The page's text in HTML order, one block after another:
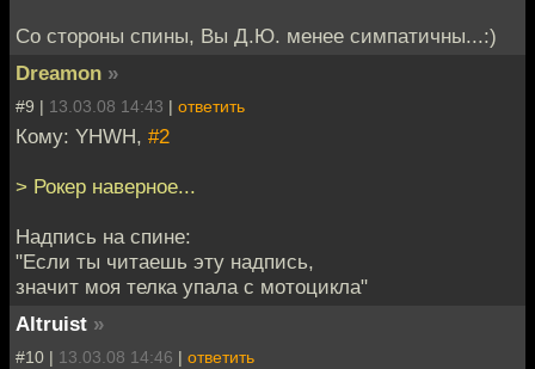
Со стороны спины, Вы Д.Ю. менее симпатичны...:)
Dreamon »
#9 | 13.03.08 14:43 | ответить
Кому: YHWH, #2
> Рокер наверное...
Надпись на спине:
"Если ты читаешь эту надпись,
значит моя телка упала с мотоцикла"
Altruist »
#10 | 13.03.08 14:46 | ответить